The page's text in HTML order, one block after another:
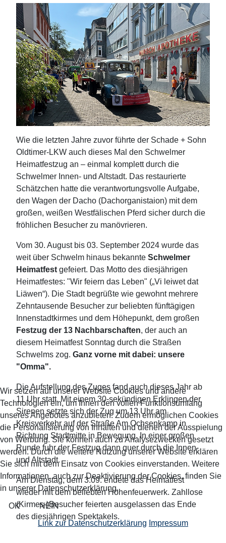
Wie die letzten Jahre zuvor führte der Schade + Sohn
Oldtimer-LKW auch dieses Mal den Schwelmer
Heimatfestzug an – einmal komplett durch die
Schwelmer Innen- und Altstadt. Das restaurierte
Schätzchen hatte die verantwortungsvolle Aufgabe,
den Wagen der Dacho (Dachorganistaion) mit dem
großen, weißen Westfälischen Pferd sicher durch die
fröhlichen Besucher zu manövrieren.
Vom 30. August bis 03. September 2024 wurde das
weit über Schwelm hinaus bekannte Schwelmer
Heimatfest gefeiert. Das Motto des diesjährigen
Heimatfestes: "Wir feiern das Leben" („Vi leiwet dat
Liäwen“). Die Stadt begrüßte wie gewohnt mehrere
Zehntausende Besucher zur beliebten fünftägigen
Innenstadtkirmes und dem Höhepunkt, dem großen
Festzug der 13 Nachbarschaften, der auch an
diesem Heimatfest Sonntag durch die Straßen
Schwelms zog. Ganz vorne mit dabei: unsere
"Omma".
Die Aufstellung des Zuges fand auch dieses Jahr ab
11 Uhr statt. Mit einem 30-sekündigen Erklingen der
Sirenen setzte sich der Zug um 13 Uhr am
Kreisverkehr auf der Straße Am Ochsenkamp in
Richtung Stadtmitte in Bewegung. In einer großen
Runde fuhr der Festzug dann quer durch die Innen-
und Altstadt.
Am Dienstag, dem 3.09. endete das Heimatfest
wieder mit dem beliebten Höhenfeuerwerk. Zahllose
(Kirmes-)Besucher feierten ausgelassen das Ende
des diesjährigen Spektakels.
Wir setzen auf unserer Website Cookies und andere
Technologien ein, um Ihnen den vollen Funktionsumfang
unseres Angebotes anzubieten. Zudem ermöglichen Cookies
die Personalisierung von Inhalten und dienen der Ausspielung
von Werbung. Sie können auch zu Analysezwecken gesetzt
werden. Durch die weitere Nutzung unserer Website erklären
Sie sich mit dem Einsatz von Cookies einverstanden. Weitere
Informationen, auch zur Deaktivierung der Cookies, finden Sie
in unserer Datenschutzerklärung.
OK NEIN
Link zur Datenschutzerklärung Impressum